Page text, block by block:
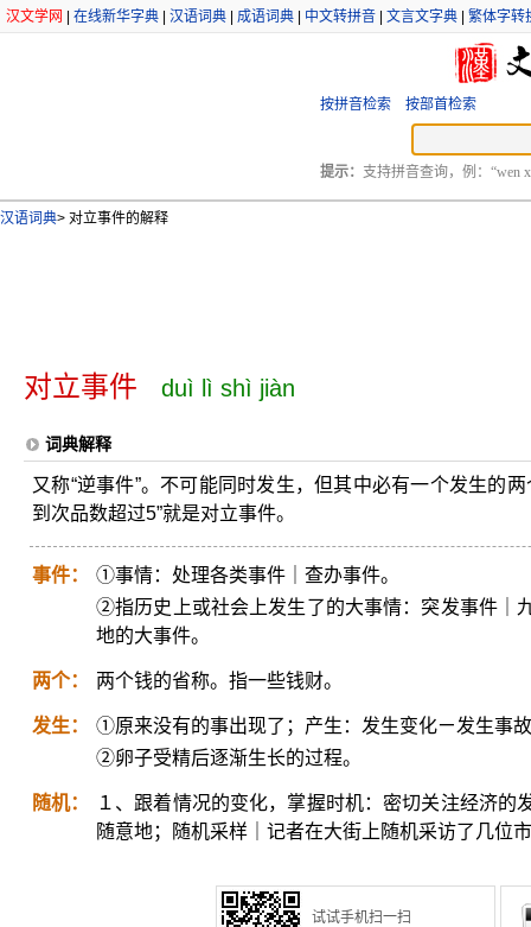
汉文学网 在线新华字典 汉语词典 成语词典 中文转拼音 文言文字典 繁体字转
按拼音检索 按部首检索
提示： 支持拼音查询，例：“wen
汉语词典> 对立事件的解释
对立事件 duì lì shì jiàn
词典解释
又称“逆事件”。不可能同时发生，但其中必有一个发生的
到次品数超过5”就是对立事件。
事件：
①事情：处理各类事件｜查办事件。
②指历史上或社会上发生了的大事情：突发事件｜
地的大事件。
两个： 两个钱的省称。指一些钱财。
发生：
①原来没有的事出现了；产生：发生变化ㄧ发生事
②卵子受精后逐渐生长的过程。
随机：
１、跟着情况的变化，掌握时机：密切关注经济
随意地；随机采样｜记者在大街上随机采访了几位
试试手机扫一扫